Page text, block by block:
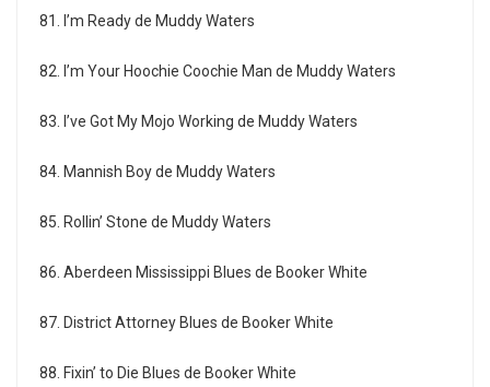
81. I’m Ready de Muddy Waters
82. I’m Your Hoochie Coochie Man de Muddy Waters
83. I’ve Got My Mojo Working de Muddy Waters
84. Mannish Boy de Muddy Waters
85. Rollin’ Stone de Muddy Waters
86. Aberdeen Mississippi Blues de Booker White
87. District Attorney Blues de Booker White
88. Fixin’ to Die Blues de Booker White